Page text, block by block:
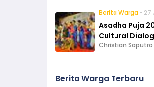
Berita Warga • 27
Asadha Puja
Cultural
Christian Saputro
Berita Warga Terbaru